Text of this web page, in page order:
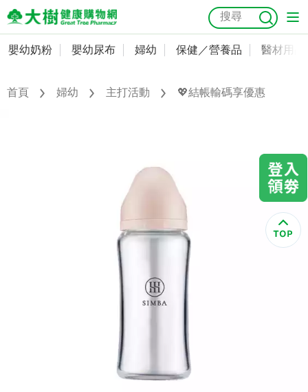
嬰幼奶粉
嬰幼尿布
抗菌 尿布 大樹獨家 益生菌 魚油 幼兒米餅 貓砂
會員資料及密碼修改
常用收件人清單
嬰幼奶粉 嬰幼尿布 婦幼 保健／營養品 醫材用品
首頁 婦幼 主打活動 💖結帳輸碼享優惠